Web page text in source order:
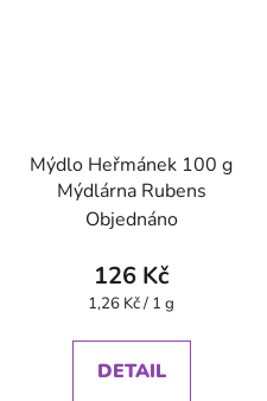
Mýdlo Heřmánek 100 g
Mýdlárna Rubens
Objednáno
126 Kč
Měrná
1,26 Kč / 1 g
DETAIL